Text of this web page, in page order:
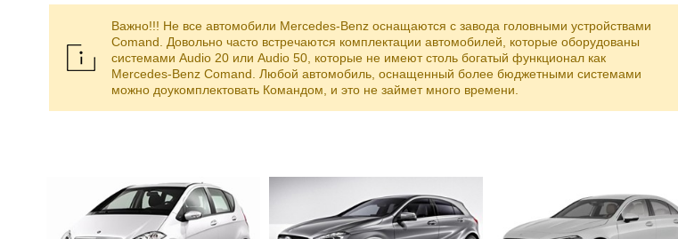
Важно!!! Не все автомобили Mercedes-Benz оснащаются с завода головными устройствами
Comand. Довольно часто встречаются комплектации автомобилей, которые оборудованы
системами Audio 20 или Audio 50, которые не имеют столь богатый функционал как
Mercedes-Benz Comand. Любой автомобиль, оснащенный более бюджетными системами
можно доукомплектовать Командом, и это не займет много времени.
и беспроблемность!
систему заменили на Mercedes Comand. В
дальнейшем планирую также заменить динамики и
установить сабвуфер..
Виктор / г.Киев